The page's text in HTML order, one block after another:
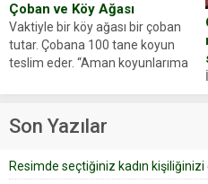
Çoban ve Köy Ağası
Vaktiyle bir köy ağası bir çoban
tutar. Çobana 100 tane koyun
teslim eder. “Aman koyunlarıma
Çoban koyunları alır gider. Aylar...
Son Yazılar
Resimde seçtiğiniz kadın kişiliğinizi